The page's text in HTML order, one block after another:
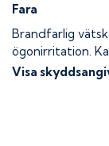
Fara
Brandfarlig
ögonirritation.
Visa